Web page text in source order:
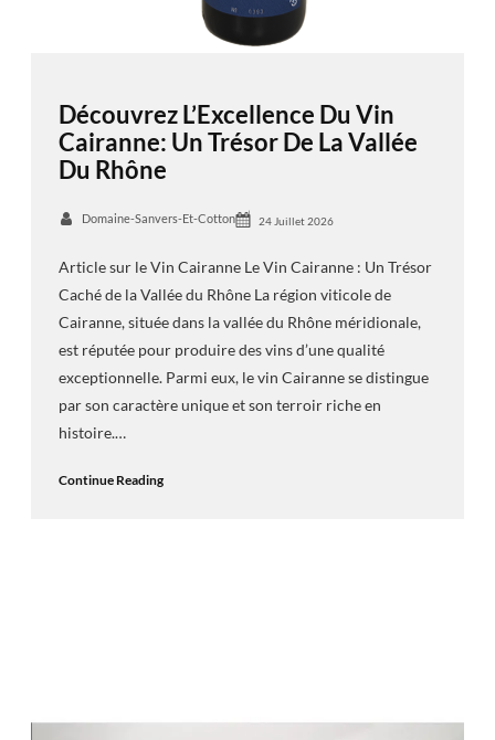
Découvrez L’Excellence Du Vin
Cairanne: Un Trésor De La Vallée
Du Rhône
Domaine-Sanvers-Et-Cotton 24 Juillet 2026
Article sur le Vin Cairanne Le Vin Cairanne : Un Trésor
Caché de la Vallée du Rhône La région viticole de
Cairanne, située dans la vallée du Rhône méridionale,
est réputée pour produire des vins d’une qualité
exceptionnelle. Parmi eux, le vin Cairanne se distingue
par son caractère unique et son terroir riche en
histoire.…
Continue Reading